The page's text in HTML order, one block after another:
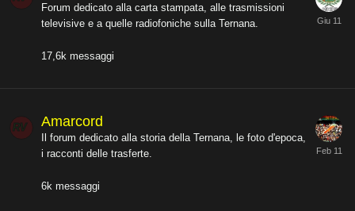
Forum dedicato alla carta stampata, alle trasmissioni
televisive e a quelle radiofoniche sulla Ternana.
17,6k messaggi
Amarcord
Il forum dedicato alla storia della Ternana, le foto d'epoca,
i racconti delle trasferte.
6k messaggi